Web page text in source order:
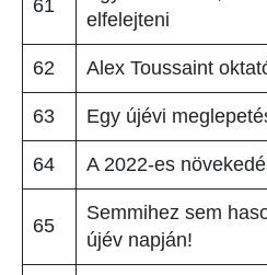
61
elfelejteni
62 Alex Toussaint
63 Egy újévi
64 A 2022-es
65
Semmihez sem
újév napján!